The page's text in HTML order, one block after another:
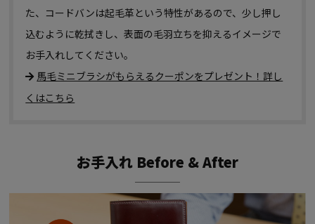
た、コードバンは起毛革という特性があるので、少し押し
込むように乾拭きし、表面の毛羽立ちを抑えるイメージで
お手入れしてください。
馬毛ミニブラシがもらえるクーポンをプレゼント！詳し
くはこちら
お手入れ Before & After